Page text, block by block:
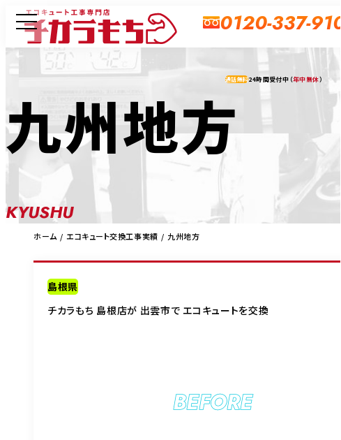
0120-337-910
通話無料24時間受付中（年中無休）
九州地方
KYUSHU
ホーム エコキュート交換工事実績 九州地方
島根県
チカラもち 島根店が 出雲市で エコキュートを交換
BEFORE